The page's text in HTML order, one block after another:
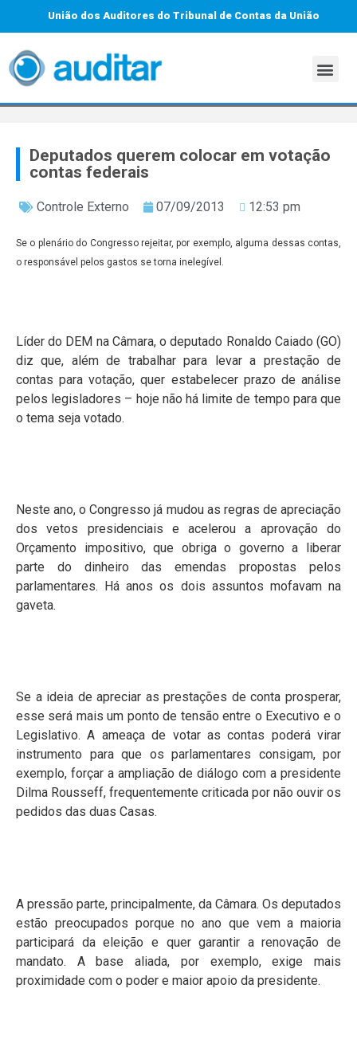
União dos Auditores do Tribunal de Contas da União
Deputados querem colocar em votação
contas federais
Controle Externo 07/09/2013 12:53 pm
Se o plenário do Congresso rejeitar, por exemplo, alguma dessas contas,
o responsável pelos gastos se torna inelegível.
Líder do DEM na Câmara, o deputado Ronaldo Caiado (GO)
diz que, além de trabalhar para levar a prestação de
contas para votação, quer estabelecer prazo de análise
pelos legisladores – hoje não há limite de tempo para que
o tema seja votado.
Neste ano, o Congresso já mudou as regras de apreciação
dos vetos presidenciais e acelerou a aprovação do
Orçamento impositivo, que obriga o governo a liberar
parte do dinheiro das emendas propostas pelos
parlamentares. Há anos os dois assuntos mofavam na
gaveta.
Se a ideia de apreciar as prestações de conta prosperar,
esse será mais um ponto de tensão entre o Executivo e o
Legislativo. A ameaça de votar as contas poderá virar
instrumento para que os parlamentares consigam, por
exemplo, forçar a ampliação de diálogo com a presidente
Dilma Rousseff, frequentemente criticada por não ouvir os
pedidos das duas Casas.
A pressão parte, principalmente, da Câmara. Os deputados
estão preocupados porque no ano que vem a maioria
participará da eleição e quer garantir a renovação de
mandato. A base aliada, por exemplo, exige mais
proximidade com o poder e maior apoio da presidente.